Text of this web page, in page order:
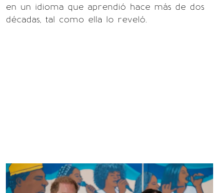
en un idioma que aprendió hace más de dos
décadas, tal como ella lo reveló.